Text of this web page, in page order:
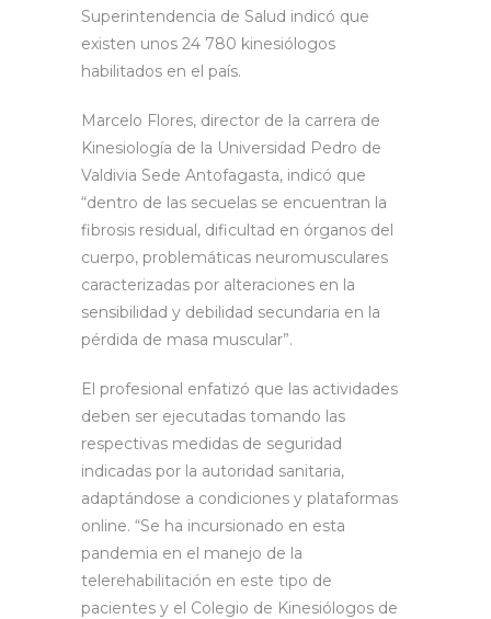
Superintendencia de Salud indicó que
existen unos 24 780 kinesiólogos
habilitados en el país.
Marcelo Flores, director de la carrera de
Kinesiología de la Universidad Pedro de
Valdivia Sede Antofagasta, indicó que
“dentro de las secuelas se encuentran la
fibrosis residual, dificultad en órganos del
cuerpo, problemáticas neuromusculares
caracterizadas por alteraciones en la
sensibilidad y debilidad secundaria en la
pérdida de masa muscular”.
El profesional enfatizó que las actividades
deben ser ejecutadas tomando las
respectivas medidas de seguridad
indicadas por la autoridad sanitaria,
adaptándose a condiciones y plataformas
online. “Se ha incursionado en esta
pandemia en el manejo de la
telerehabilitación en este tipo de
pacientes y el Colegio de Kinesiólogos de